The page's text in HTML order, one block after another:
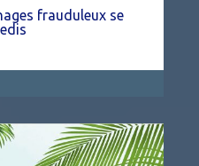
frauduleux se